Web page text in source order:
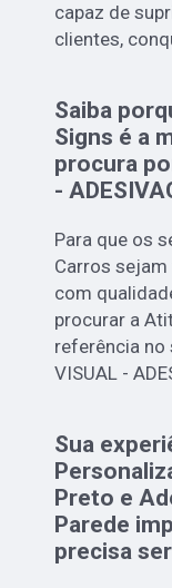
capaz de
clientes,
Saiba
Signs é a
procura
-
Para que os
Carros
com
procurar a
referência no
VISUAL -
Sua
Preto e
Parede
precisa